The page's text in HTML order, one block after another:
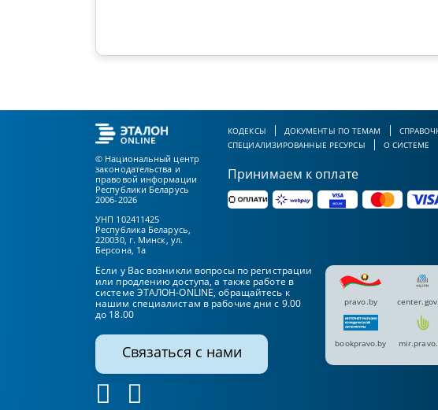
© Национальный центр
законодательства и
правовой информации
Республики Беларусь
2006-2026
УНП 102411425
Республика Беларусь,
220030, г. Минск, ул.
Берсона, 1а
КОДЕКСЫ ДОКУМЕНТЫ ПО ТЕМАМ
СПЕЦИАЛИЗИРОВАННЫЕ РЕСУРСЫ
О СИСТЕМЕ
Принимаем к оплате
Если у Вас возникли вопросы по регистрации
или продлению доступа, а также работе в
системе ЭТАЛОН-ONLINE, обращайтесь к
нашим специалистам в рабочие дни с 9.00
до 18.00
Связаться с нами
pravo.by
bookpravo.by